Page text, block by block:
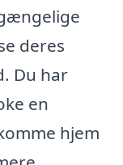
deres
Du har
en
hjem